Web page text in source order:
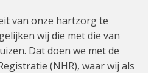
van onze hartzorg te
wij die met die van
Dat doen we met de
(NHR), waar wij als